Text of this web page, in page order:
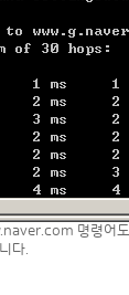
명령어
다.